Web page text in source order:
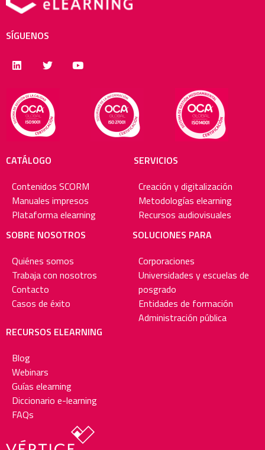
SÍGUENOS
CATÁLOGO
Contenidos SCORM
Manuales impresos
Plataforma elearning
SOBRE NOSOTROS
Quiénes somos
Trabaja con nosotros
Contacto
Casos de éxito
SERVICIOS
Creación y digitalización
Metodologías elearning
Recursos audiovisuales
SOLUCIONES PARA
Corporaciones
Universidades y escuelas de
posgrado
Entidades de formación
Administración pública
RECURSOS ELEARNING
Blog
Webinars
Guías elearning
Diccionario e-learning
FAQs